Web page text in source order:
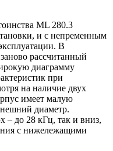
ML 280.3
и с непременным
В
рассчитанный
диаграмму
при
на наличие двух
имеет малую
диаметр.
– до 28 кГц, так и вниз,
с нижележащими